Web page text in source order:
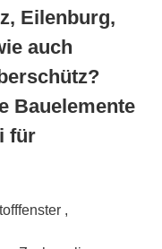
Eilenburg,
auch
Bauelemente
für
,